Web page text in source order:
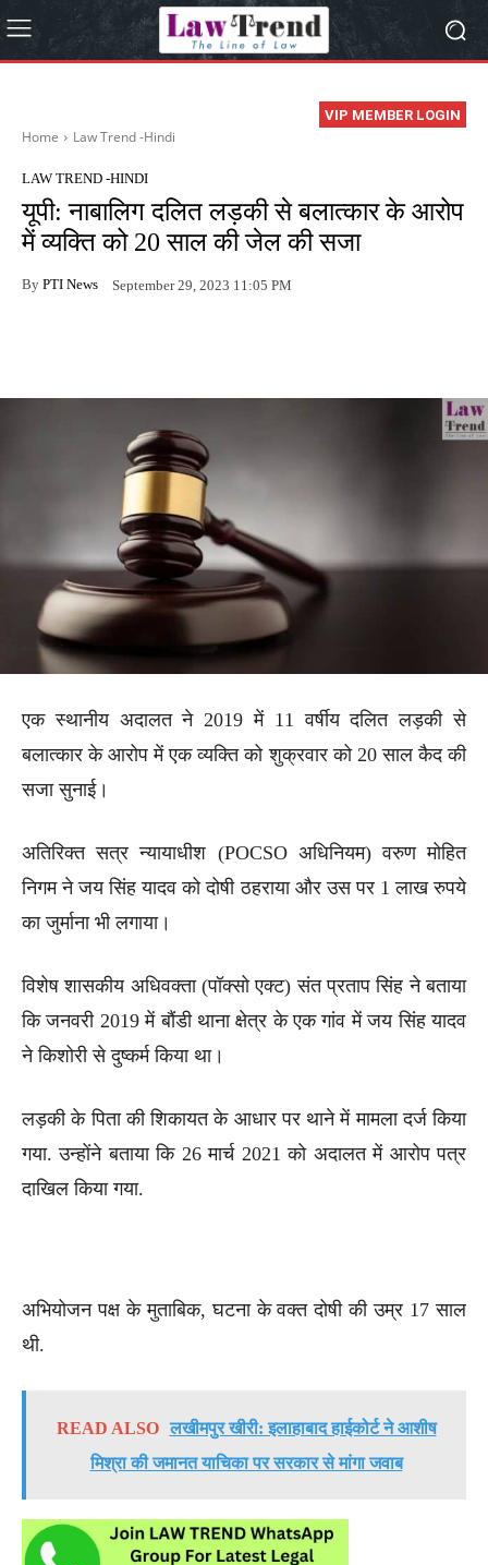
VIP MEMBER LOGIN
Home Law Trend -Hindi
LAW TREND -HINDI
यूपी: नाबालिग दलित लड़की से बलात्कार के आरोप
में व्यक्ति को 20 साल की जेल की सजा
By PTI News September 29, 2023 11:05 PM
एक स्थानीय अदालत ने 2019 में 11 वर्षीय दलित लड़की से
बलात्कार के आरोप में एक व्यक्ति को शुक्रवार को 20 साल कैद की
सजा सुनाई।
अतिरिक्त सत्र न्यायाधीश (POCSO अधिनियम) वरुण मोहित
निगम ने जय सिंह यादव को दोषी ठहराया और उस पर 1 लाख रुपये
का जुर्माना भी लगाया।
विशेष शासकीय अधिवक्ता (पॉक्सो एक्ट) संत प्रताप सिंह ने बताया
कि जनवरी 2019 में बौंडी थाना क्षेत्र के एक गांव में जय सिंह यादव
ने किशोरी से दुष्कर्म किया था।
लड़की के पिता की शिकायत के आधार पर थाने में मामला दर्ज किया
गया. उन्होंने बताया कि 26 मार्च 2021 को अदालत में आरोप पत्र
दाखिल किया गया.
अभियोजन पक्ष के मुताबिक, घटना के वक्त दोषी की उम्र 17 साल
थी.
READ ALSO लखीमपुर खीरी: इलाहाबाद हाईकोर्ट ने आशीष
मिश्रा की जमानत याचिका पर सरकार से मांगा जवाब